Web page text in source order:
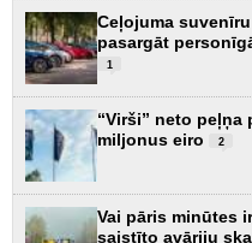
Ceļojuma
pasargāt
1
“Virši” neto peļņa
miljonus eiro
2
Vai pāris minūtes
saistīto avāriju